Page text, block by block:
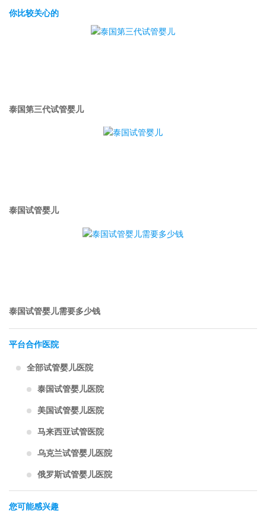
你比较关心的
泰国第三代试管婴儿
泰国试管婴儿
泰国试管婴儿需要多少钱
平台合作医院
全部试管婴儿医院
泰国试管婴儿医院
美国试管婴儿医院
马来西亚试管医院
乌克兰试管婴儿医院
俄罗斯试管婴儿医院
您可能感兴趣